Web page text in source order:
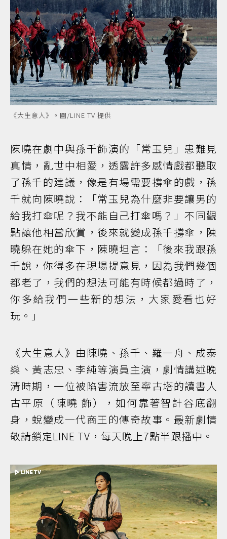
《大生意人》。圖/LINE TV 提供
陳曉在劇中與孫千飾演的「常玉兒」患難見
真情，亂世中相愛，透露許多感情戲都聽取
了孫千的建議，像是有場需要撐傘的戲，孫
千就向陳曉說：「常玉兒為什麼非要讓男的
給我打傘呢？我不能自己打傘嗎？」不同觀
點讓他相當欣賞，後來就變成孫千撐傘，陳
曉躲在她的傘下，陳曉坦言：「後來我跟孫
千說，你得多在現場提意見，因為我們幾個
都老了，我們的想法可能有時候都過時了，
你多給我們一些新的想法，大家愛看也好
玩。」
《大生意人》由陳曉、孫千、羅一舟、成泰
燊、黃志忠、李純等演員主演，劇情講述晚
清時期，一位被陷害流放至寧古塔的讀書人
古平原（陳曉 飾），如何靠著智計谷底翻
身，蛻變成一代商王的傳奇故事。最新劇情
敬請鎖定LINE TV，每天晚上7點半跟播中。